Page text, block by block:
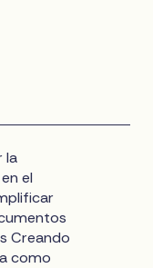
la
el
Creando
como